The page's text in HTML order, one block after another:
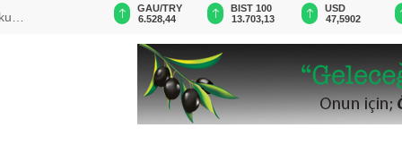
BIST 100
13.703,13
USD
47,5902
EUR
54,9860